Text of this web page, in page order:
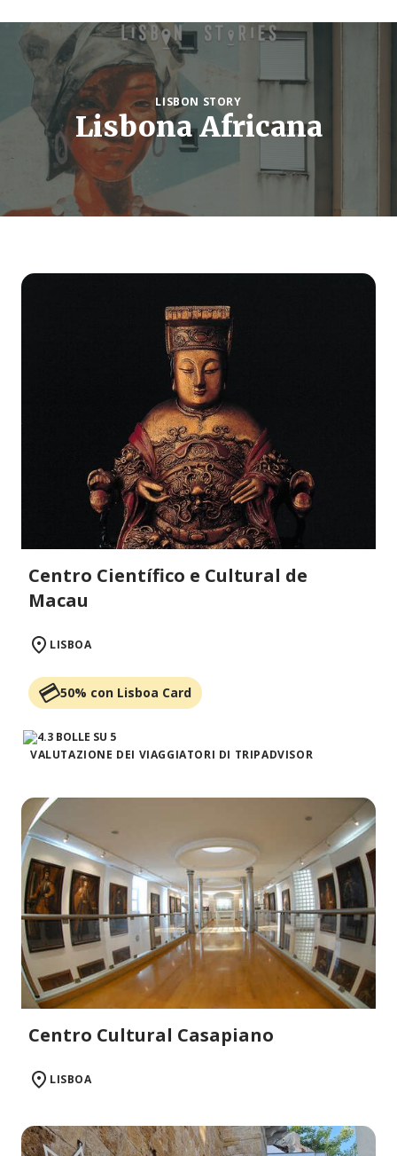
LISBON STORY
Lisbona Africana
Centro Científico e Cultural de
Macau
LISBOA
50% con Lisboa Card
VALUTAZIONE DEI VIAGGIATORI DI TRIPADVISOR
Centro Cultural Casapiano
LISBOA